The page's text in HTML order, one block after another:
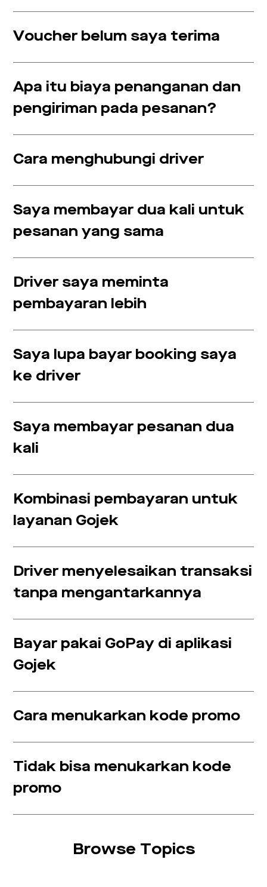
Voucher belum saya terima
Apa itu biaya penanganan dan
pengiriman pada pesanan?
Cara menghubungi driver
Saya membayar dua kali untuk
pesanan yang sama
Driver saya meminta
pembayaran lebih
Saya lupa bayar booking saya
ke driver
Saya membayar pesanan dua
kali
Kombinasi pembayaran untuk
layanan Gojek
Driver menyelesaikan transaksi
tanpa mengantarkannya
Bayar pakai GoPay di aplikasi
Gojek
Cara menukarkan kode promo
Tidak bisa menukarkan kode
promo
Browse Topics